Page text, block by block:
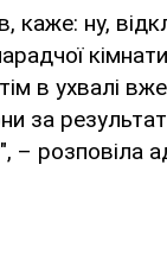
каже: ну,
в ухвалі
за
– розповіла